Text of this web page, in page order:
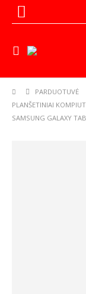
PARDUOTUVĖ
PLANŠETINIAI
SAMSUNG GALAXY